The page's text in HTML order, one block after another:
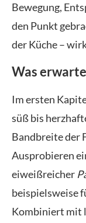
Bewegung,
den Punkt
der Küche –
Was
Im ersten
süß bis
Bandbreite der
Ausprobieren
eiweißreicher
beispielsweise
Kombiniert mit